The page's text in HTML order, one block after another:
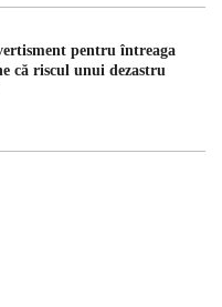
pentru întreaga
că riscul unui dezastru